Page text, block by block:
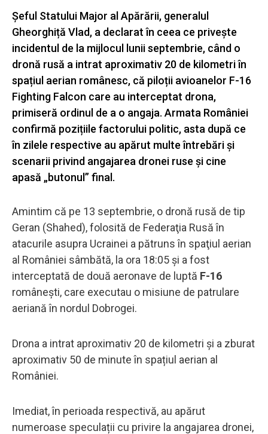
Șeful Statului Major al Apărării, generalul
Gheorghiță Vlad, a declarat în ceea ce privește
incidentul de la mijlocul lunii septembrie, când o
dronă rusă a intrat aproximativ 20 de kilometri în
spațiul aerian românesc, că piloții avioanelor F-16
Fighting Falcon care au interceptat drona,
primiseră ordinul de a o angaja. Armata României
confirmă pozițiile factorului politic, asta după ce
în zilele respective au apărut multe întrebări și
scenarii privind angajarea dronei ruse și cine
apasă „butonul” final.
Amintim că pe 13 septembrie, o dronă rusă de tip
Geran (Shahed), folosită de Federaţia Rusă în
atacurile asupra Ucrainei a pătruns în spaţiul aerian
al României sâmbătă, la ora 18:05 şi a fost
interceptată de două aeronave de luptă F-16
românești, care executau o misiune de patrulare
aeriană în nordul Dobrogei.
Drona a intrat aproximativ 20 de kilometri și a zburat
aproximativ 50 de minute în spațiul aerian al
României.
Imediat, în perioada respectivă, au apărut
numeroase speculații cu privire la angajarea dronei,